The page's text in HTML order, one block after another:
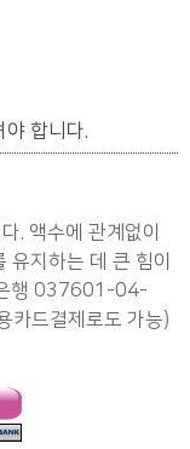
야 합니다.
. 액수에 관계없이
지하는 데 큰 힘이
은행 037601-04-
카드결제로도 가능)